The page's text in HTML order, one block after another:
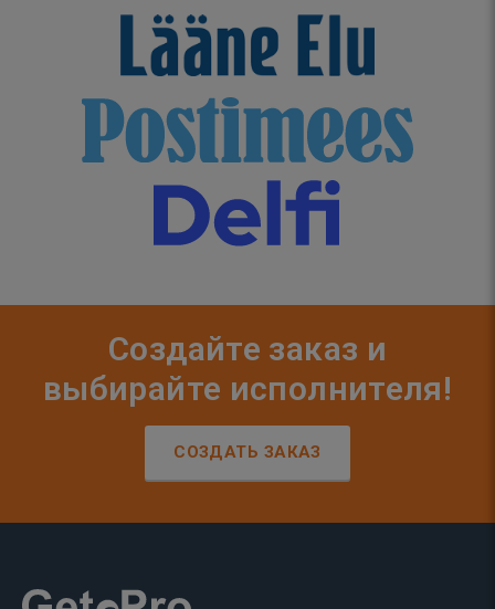
Создайте заказ и
выбирайте исполнителя!
СОЗДАТЬ ЗАКАЗ